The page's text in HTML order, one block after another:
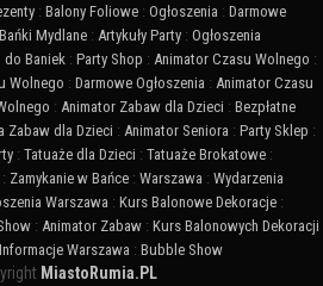
: Balony Foliowe : Ogłoszenia : Darmowe
Bańki Mydlane : Artykuły Party : Ogłoszenia
do Baniek : Party Shop : Animator Czasu Wolnego :
Wolnego : Darmowe Ogłoszenia : Animator Czasu
: Animator Zabaw dla Dzieci : Bezpłatne
Zabaw dla Dzieci : Animator Seniora : Party Sklep :
: Tatuaże dla Dzieci : Tatuaże Brokatowe :
: Zamykanie w Bańce : Warszawa : Wydarzenia
Warszawa : Kurs Balonowe Dekoracje :
: Animator Zabaw : Kurs Balonowych Dekoracji
Informacje Warszawa : Bubble Show
MiastoRumia.PL